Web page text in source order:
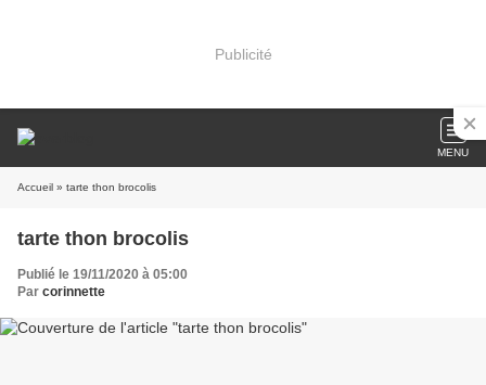
Publicité
MENU
Accueil » tarte thon brocolis
tarte thon brocolis
Publié le 19/11/2020 à 05:00
Par corinnette